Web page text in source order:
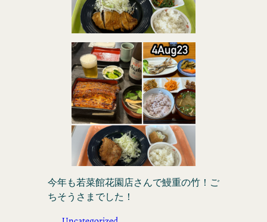
今年も若菜館花園店さんで鰻重の竹！ご
ちそうさまでした！